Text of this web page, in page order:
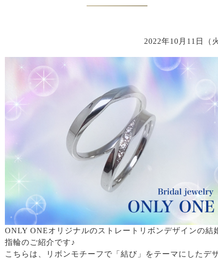
2022年10月11日（
ONLY ONEオリジナルのストレートリボンデザインの結
指輪のご紹介です♪
こちらは、リボンモチーフで「結び」をテーマにしたデ